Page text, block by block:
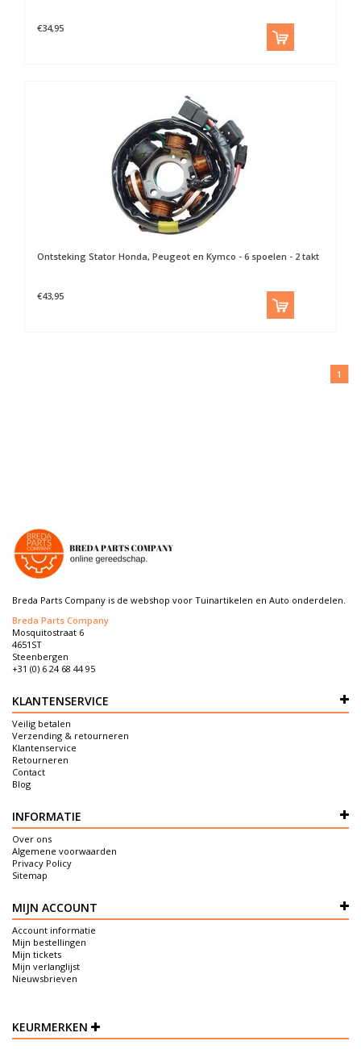
€34,95
Ontsteking Stator Honda, Peugeot en Kymco - 6 spoelen - 2 takt
€43,95
1
Breda Parts Company is de webshop voor Tuinartikelen en Auto onderdelen.
Breda Parts Company
Mosquitostraat 6
4651ST
Steenbergen
+31 (0) 6 24 68 44 95
KLANTENSERVICE
Veilig betalen
Verzending & retourneren
Klantenservice
Retourneren
Contact
Blog
INFORMATIE
Over ons
Algemene voorwaarden
Privacy Policy
Sitemap
MIJN ACCOUNT
Account informatie
Mijn bestellingen
Mijn tickets
Mijn verlanglijst
Nieuwsbrieven
KEURMERKEN